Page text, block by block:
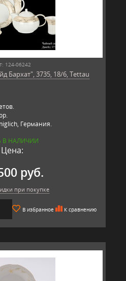
124-06242
Бархат", 3735, 18/6, Tettau
Германия.
В НАЛИЧИИ
Цена:
руб.
при покупке
В избранное К сравнению